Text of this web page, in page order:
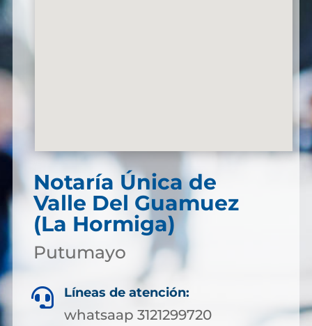
Notaría Única de
Valle Del Guamuez
(La Hormiga)
Putumayo
 Líneas de atención:
whatsaap 3121299720